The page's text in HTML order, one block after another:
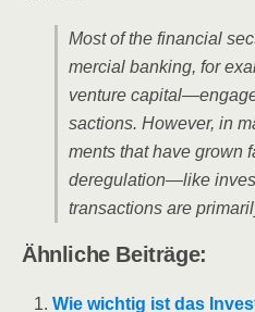
Most of the finan­cial
mer­cial ban­king, for
ven­ture
sac­tions. Howe­ver, in
ments that have grown
deregulation—like
tran­sac­tions are
Ähn­li­che Beiträge:
Wie wich­tig ist das